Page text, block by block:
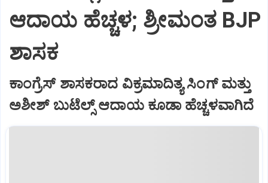
ಆದಾಯ ಹೆಚ್ಚಳ; ಶ್ರೀಮಂತ BJP
ಶಾಸಕ
ಕಾಂಗ್ರೆಸ್ ಶಾಸಕರಾದ ವಿಕ್ರಮಾದಿತ್ಯ ಸಿಂಗ್ ಮತ್ತು
ಅಶೀಶ್ ಬುಟೆಲ್ಸ್ ಆದಾಯ ಕೂಡಾ ಹೆಚ್ಚಳವಾಗಿದೆ